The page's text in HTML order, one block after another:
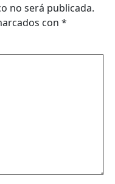
no será publicada.
con *